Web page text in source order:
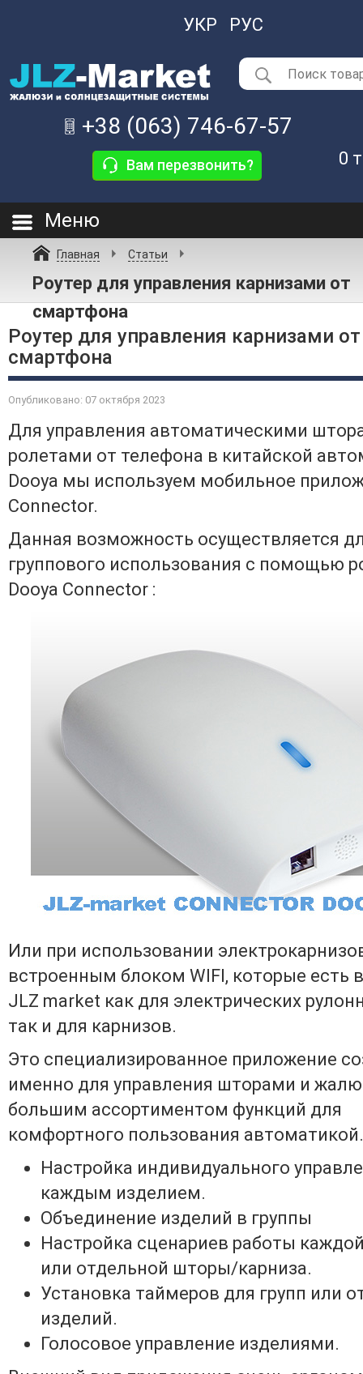
УКР РУС
+38 (063) 746-67-57
Вам перезвонить? 0
Меню
Главная Статьи
Роутер для управления карнизами от
смартфона
Роутер для управления карнизами от
смартфона
Опубликовано: 07 октября 2023
Для управления автоматическими
ролетами от телефона в китайской
Dooya мы используем мобильное
Connector.
Данная возможность осуществляется
группового использования с помощью
Dooya Connector :
Или при использовании
встроенным блоком WIFI, которые есть
JLZ market как для электрических
так и для карнизов.
Это специализированное приложение
именно для управления шторами и
большим ассортиментом функций для
комфортного пользования автоматикой.
Настройка индивидуального
каждым изделием.
Объединение изделий в группы
Настройка сценариев работы
или отдельной шторы/карниза.
Установка таймеров для групп или
изделий.
Голосовое управление изделиями.